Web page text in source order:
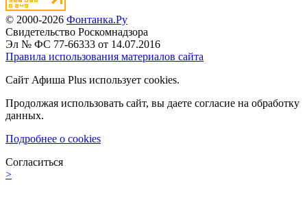
© 2000-2026 Фонтанка.Ру
Свидетельство Роскомнадзора
Эл № ФС 77-66333 от 14.07.2016
Правила использования материалов сайта
Сайт Афиша Plus использует cookies.
Продолжая использовать сайт, вы даете согласие на обработку
данных.
Подробнее о cookies
Согласиться
>